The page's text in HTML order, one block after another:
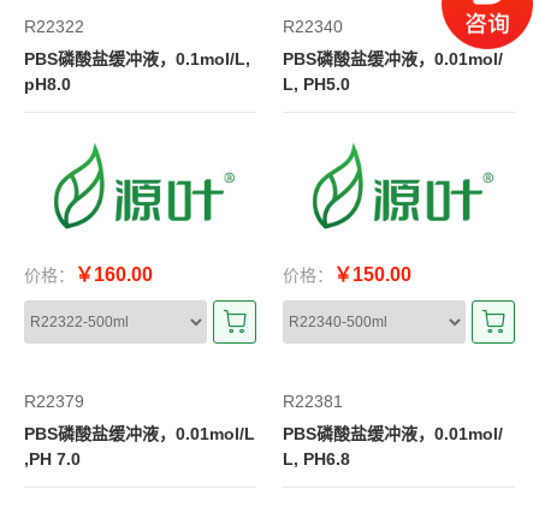
R22322
PBS磷酸盐缓冲液，0.1mol/L,
pH8.0
价格： ￥160.00
R22340
PBS磷酸盐缓冲液，0.01mol/
L, PH5.0
价格： ￥150.00
R22379
PBS磷酸盐缓冲液，0.01mol/L
,PH 7.0
R22381
PBS磷酸盐缓冲液，0.01mol/
L, PH6.8